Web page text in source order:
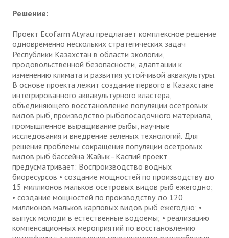
Решение:
Проект Ecofarm Atyrau предлагает комплексное решение
одновременно нескольких стратегических задач
Республики Казахстан в области экологии,
продовольственной безопасности, адаптации к
изменению климата и развития устойчивой аквакультуры.
В основе проекта лежит создание первого в Казахстане
интегрированного аквакультурного кластера,
объединяющего восстановление популяции осетровых
видов рыб, производство рыбопосадочного материала,
промышленное выращивание рыбы, научные
исследования и внедрение зеленых технологий. Для
решения проблемы сокращения популяции осетровых
видов рыб бассейна Жайык–Каспий проект
предусматривает: Воспроизводство водных
биоресурсов • создание мощностей по производству до
15 миллионов мальков осетровых видов рыб ежегодно;
• создание мощностей по производству до 120
миллионов мальков карповых видов рыб ежегодно; •
выпуск молоди в естественные водоемы; • реализацию
компенсационных мероприятий по восстановлению